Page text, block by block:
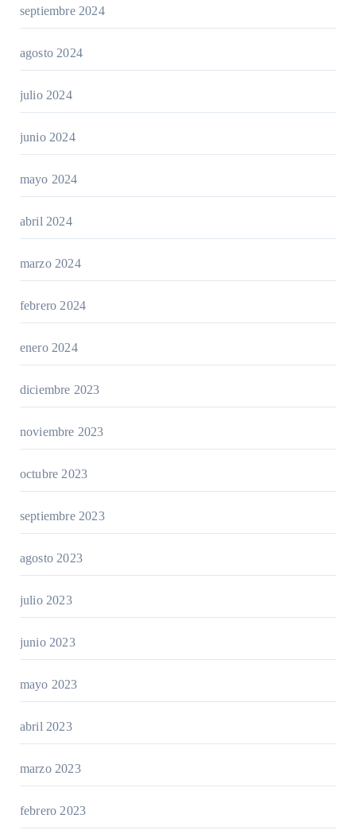
septiembre 2024
agosto 2024
julio 2024
junio 2024
mayo 2024
abril 2024
marzo 2024
febrero 2024
enero 2024
diciembre 2023
noviembre 2023
octubre 2023
septiembre 2023
agosto 2023
julio 2023
junio 2023
mayo 2023
abril 2023
marzo 2023
febrero 2023